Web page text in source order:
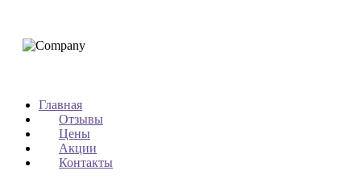
Главная
Отзывы
Цены
Акции
Контакты